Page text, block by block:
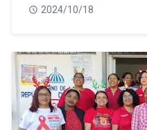
2024/10/18